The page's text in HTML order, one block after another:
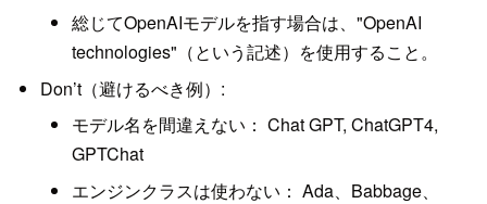
総じてOpenAIモデルを指す場合は、"OpenAI
technologies"（という記述）を使用すること。
Don’t（避けるべき例）:
モデル名を間違えない： Chat GPT, ChatGPT4,
GPTChat
エンジンクラスは使わない： Ada、Babbage、